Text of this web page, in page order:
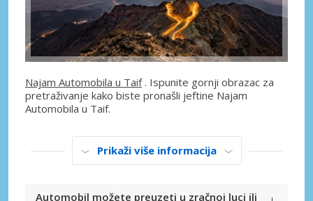
Najam Automobila u Taif. Ispunite gornji obrazac za
pretraživanje kako biste pronašli jeftine Najam
Automobila u Taif.
Prikaži više informacija
Automobil možete preuzeti u zračnoj luci ili